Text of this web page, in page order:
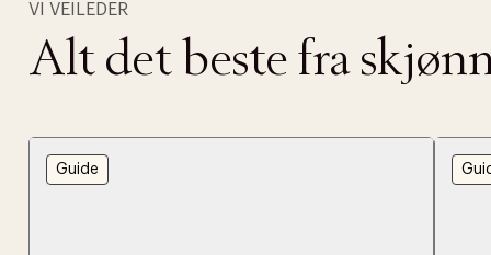
VI VEILEDER
Alt det beste fra
Guide Gratis
LA OSS VISE
DESSVERRE